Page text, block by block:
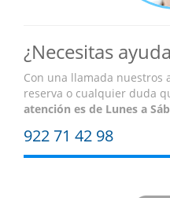
¿Necesitas
Con una llamada nuestros
reserva o cualquier duda
atención es de Lunes a
922 71 42 98